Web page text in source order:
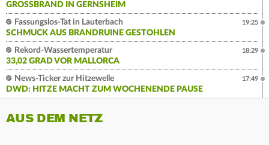
GROSSBRAND IN GERNSHEIM
Fassungslos-Tat in Lauterbach
SCHMUCK AUS BRANDRUINE GESTOHLEN
19:25
Rekord-Wassertemperatur
33,02 GRAD VOR MALLORCA
18:29
News-Ticker zur Hitzewelle
DWD: HITZE MACHT ZUM WOCHENENDE PAUSE
17:49
AUS DEM NETZ